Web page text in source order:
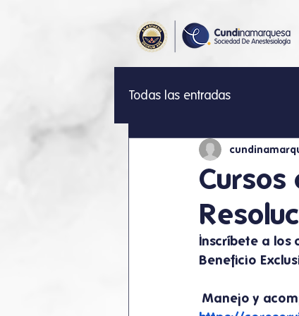
Todas las entradas
Inscríbete a los
Beneficio
Manejo y